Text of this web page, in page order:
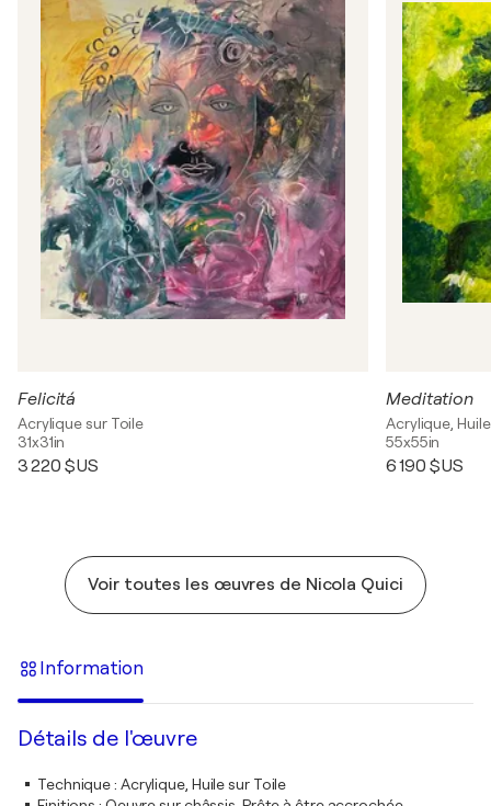
Felicitá
Acrylique sur Toile
31x31in
3 220 $US
Meditation
Acrylique,
55x55in
6 190 $US
Voir toutes les œuvres de Nicola Quici
Information
Détails de l'œuvre
Technique: Acrylique, Huile sur Toile